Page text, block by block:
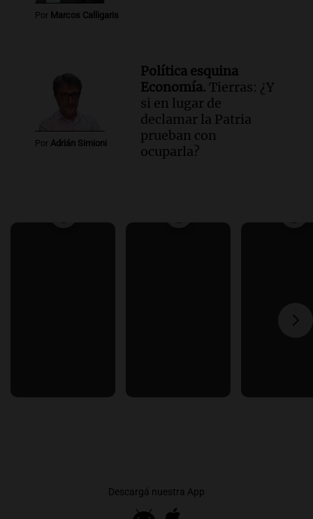
Por Marcos Calligaris
Por Adrián Simioni
Política esquina
Economía. Tierras: ¿Y
si en lugar de
declamar la Patria
prueban con
ocuparla?
Descargá nuestra App